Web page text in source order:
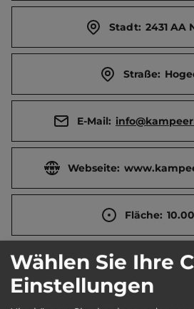
Stadt: 2431 AA
Straße:
E-Mail:
Webseite:
Fläche:
Öffnungszeiten:
Wählen Sie Ihre
Einstellungen